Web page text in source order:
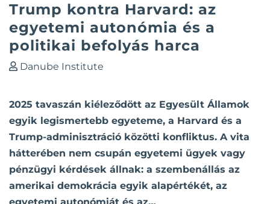
Trump kontra Harvard: az
egyetemi autonómia és a
politikai befolyás harca
Danube Institute
2025 tavaszán kiéleződött az Egyesült Államok
egyik legismertebb egyeteme, a Harvard és a
Trump-adminisztráció közötti konfliktus. A vita
hátterében nem csupán egyetemi ügyek vagy
pénzügyi kérdések állnak: a szembenállás az
amerikai demokrácia egyik alapértékét, az